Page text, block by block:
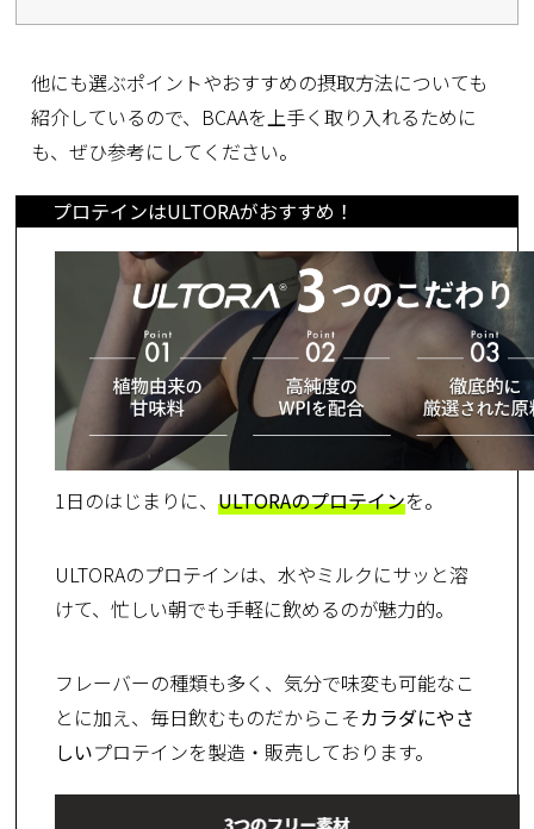
他にも選ぶポイントやおすすめの摂取方法についても
紹介しているので、BCAAを上手く取り入れるために
も、ぜひ参考にしてください。
プロテインはULTORAがおすすめ！
1日のはじまりに、 ULTORAのプロテインを。
ULTORAのプロテインは、水やミルクにサッと溶
けて、忙しい朝でも手軽に飲めるのが魅力的。
フレーバーの種類も多く、気分で味変も可能なこ
とに加え、毎日飲むものだからこそカラダにやさ
しいプロテインを製造・販売しております。